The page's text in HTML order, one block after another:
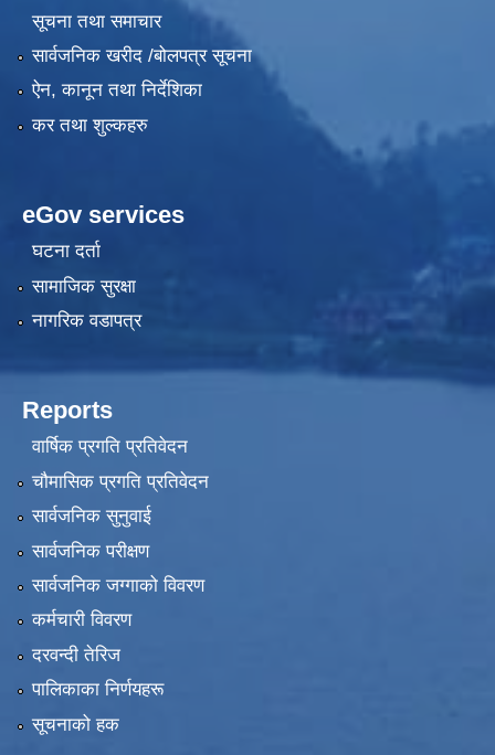
सूचना तथा समाचार
सार्वजनिक खरीद /बोलपत्र सूचना
ऐन, कानून तथा निर्देशिका
कर तथा शुल्कहरु
eGov services
घटना दर्ता
सामाजिक सुरक्षा
नागरिक वडापत्र
Reports
वार्षिक प्रगति प्रतिवेदन
चौमासिक प्रगति प्रतिवेदन
सार्वजनिक सुनुवाई
सार्वजनिक परीक्षण
सार्वजनिक जग्गाको विवरण
कर्मचारी विवरण
दरवन्दी तेरिज
पालिकाका निर्णयहरू
सूचनाको हक